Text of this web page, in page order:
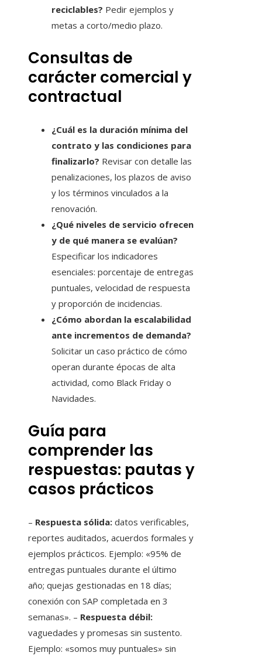
reciclables? Pedir ejemplos y
metas a corto/medio plazo.
Consultas de
carácter comercial y
contractual
¿Cuál es la duración mínima del
contrato y las condiciones para
finalizarlo? Revisar con detalle las
penalizaciones, los plazos de aviso
y los términos vinculados a la
renovación.
¿Qué niveles de servicio ofrecen
y de qué manera se evalúan?
Especificar los indicadores
esenciales: porcentaje de entregas
puntuales, velocidad de respuesta
y proporción de incidencias.
¿Cómo abordan la escalabilidad
ante incrementos de demanda?
Solicitar un caso práctico de cómo
operan durante épocas de alta
actividad, como Black Friday o
Navidades.
Guía para
comprender las
respuestas: pautas y
casos prácticos
– Respuesta sólida: datos verificables,
reportes auditados, acuerdos formales y
ejemplos prácticos. Ejemplo: «95% de
entregas puntuales durante el último
año; quejas gestionadas en 18 días;
conexión con SAP completada en 3
semanas». – Respuesta débil:
vaguedades y promesas sin sustento.
Ejemplo: «somos muy puntuales» sin